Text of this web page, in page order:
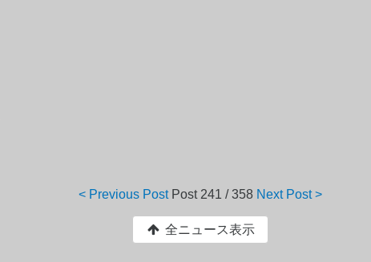
< Previous Post Post 241 / 358 Next Post >
全ニュース表示